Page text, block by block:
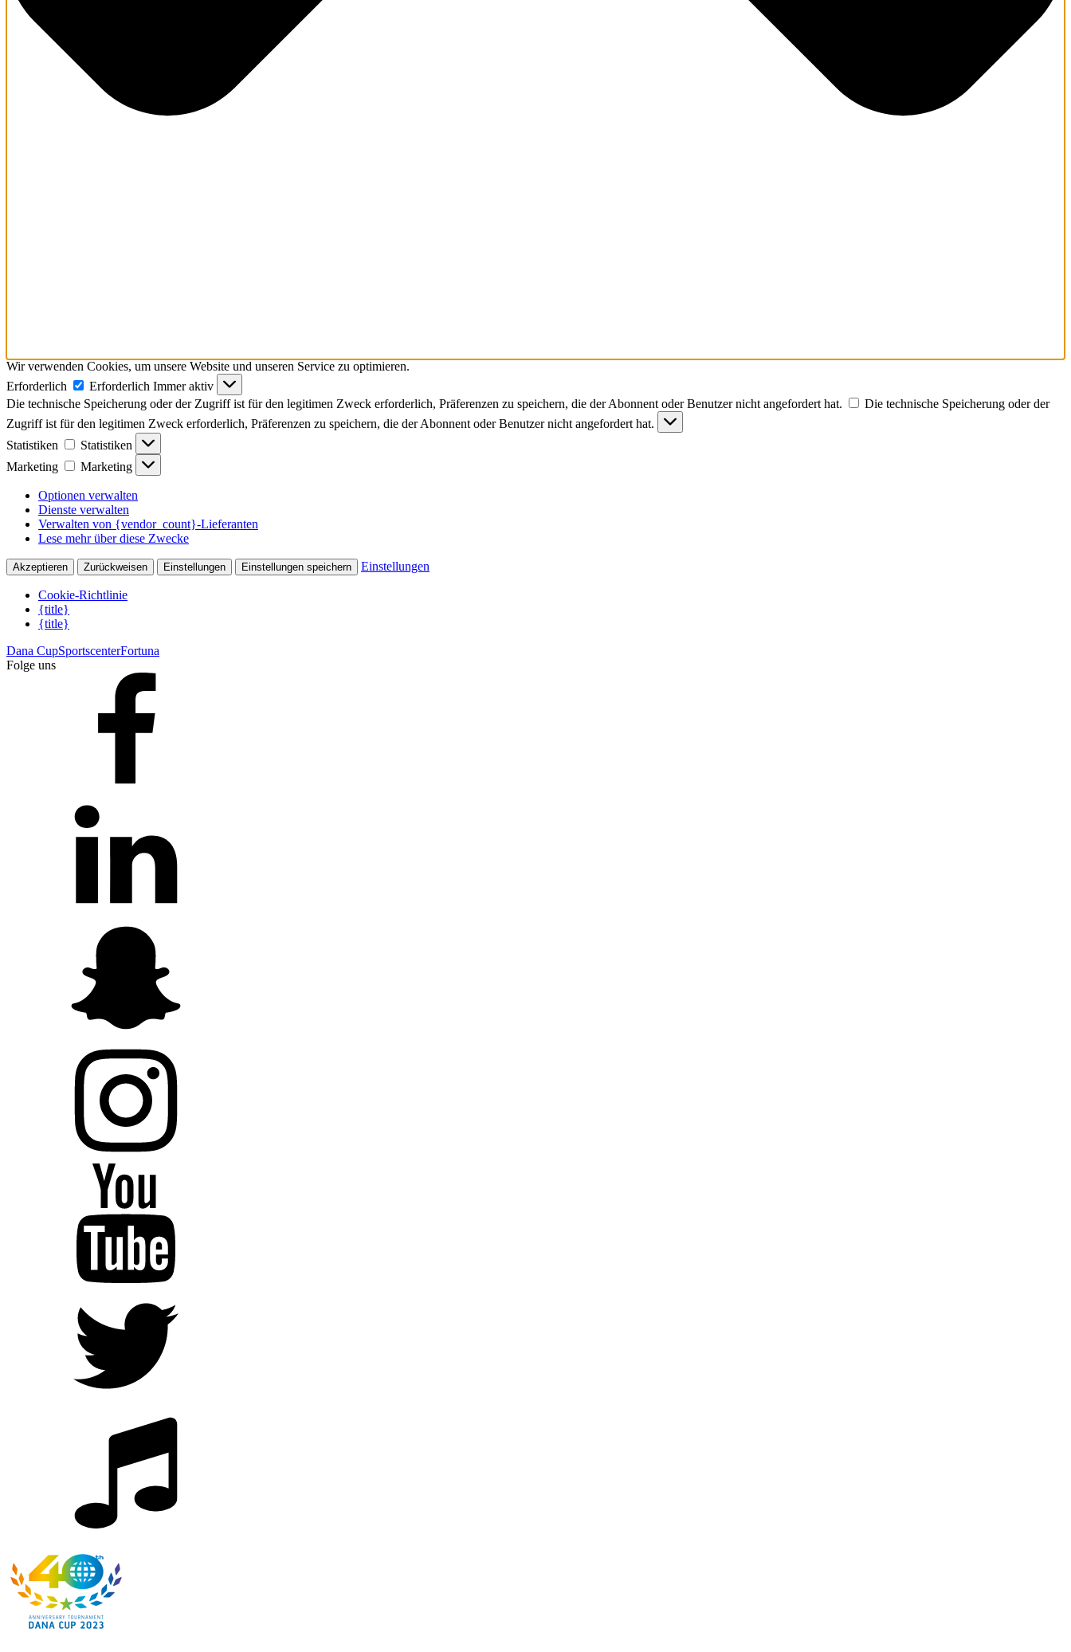
Wir verwenden Cookies, um unsere Website und unseren Service zu optimieren.
Erforderlich
Erforderlich Immer aktiv
Die technische Speicherung oder der Zugriff ist für den legitimen Zweck erforderlich, Präferenzen zu speichern, die der Abonnent oder Benutzer nicht angefordert hat.
Die technische Speicherung oder der
Zugriff ist für den legitimen Zweck erforderlich, Präferenzen zu speichern, die der Abonnent oder Benutzer nicht angefordert hat.
Statistiken
Statistiken
Marketing
Marketing
Optionen verwalten
Dienste verwalten
Verwalten von {vendor_count}-Lieferanten
Lese mehr über diese Zwecke
Akzeptieren Zurückweisen Einstellungen Einstellungen speichern Einstellungen
Cookie-Richtlinie
{title}
{title}
Dana CupSportscenterFortuna
Folge uns